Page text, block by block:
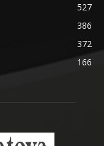
527
386
372
166